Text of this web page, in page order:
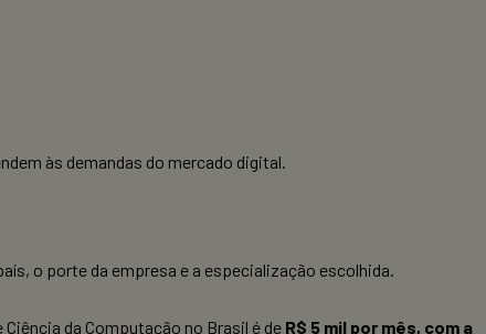
às demandas do mercado digital.
o porte da empresa e a especialização escolhida.
da Computação no Brasil é de R$ 5 mil por mês, com a